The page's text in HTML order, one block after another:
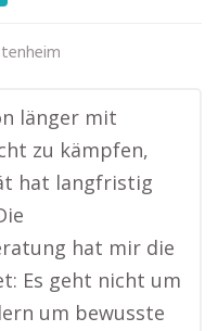
länger mit
zu kämpfen,
hat langfristig
hat mir die
Es geht nicht um
um bewusste